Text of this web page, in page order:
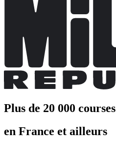
Plus de 20 000 courses
en France et ailleurs